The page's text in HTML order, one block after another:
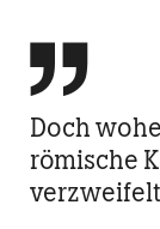

Doch
römische